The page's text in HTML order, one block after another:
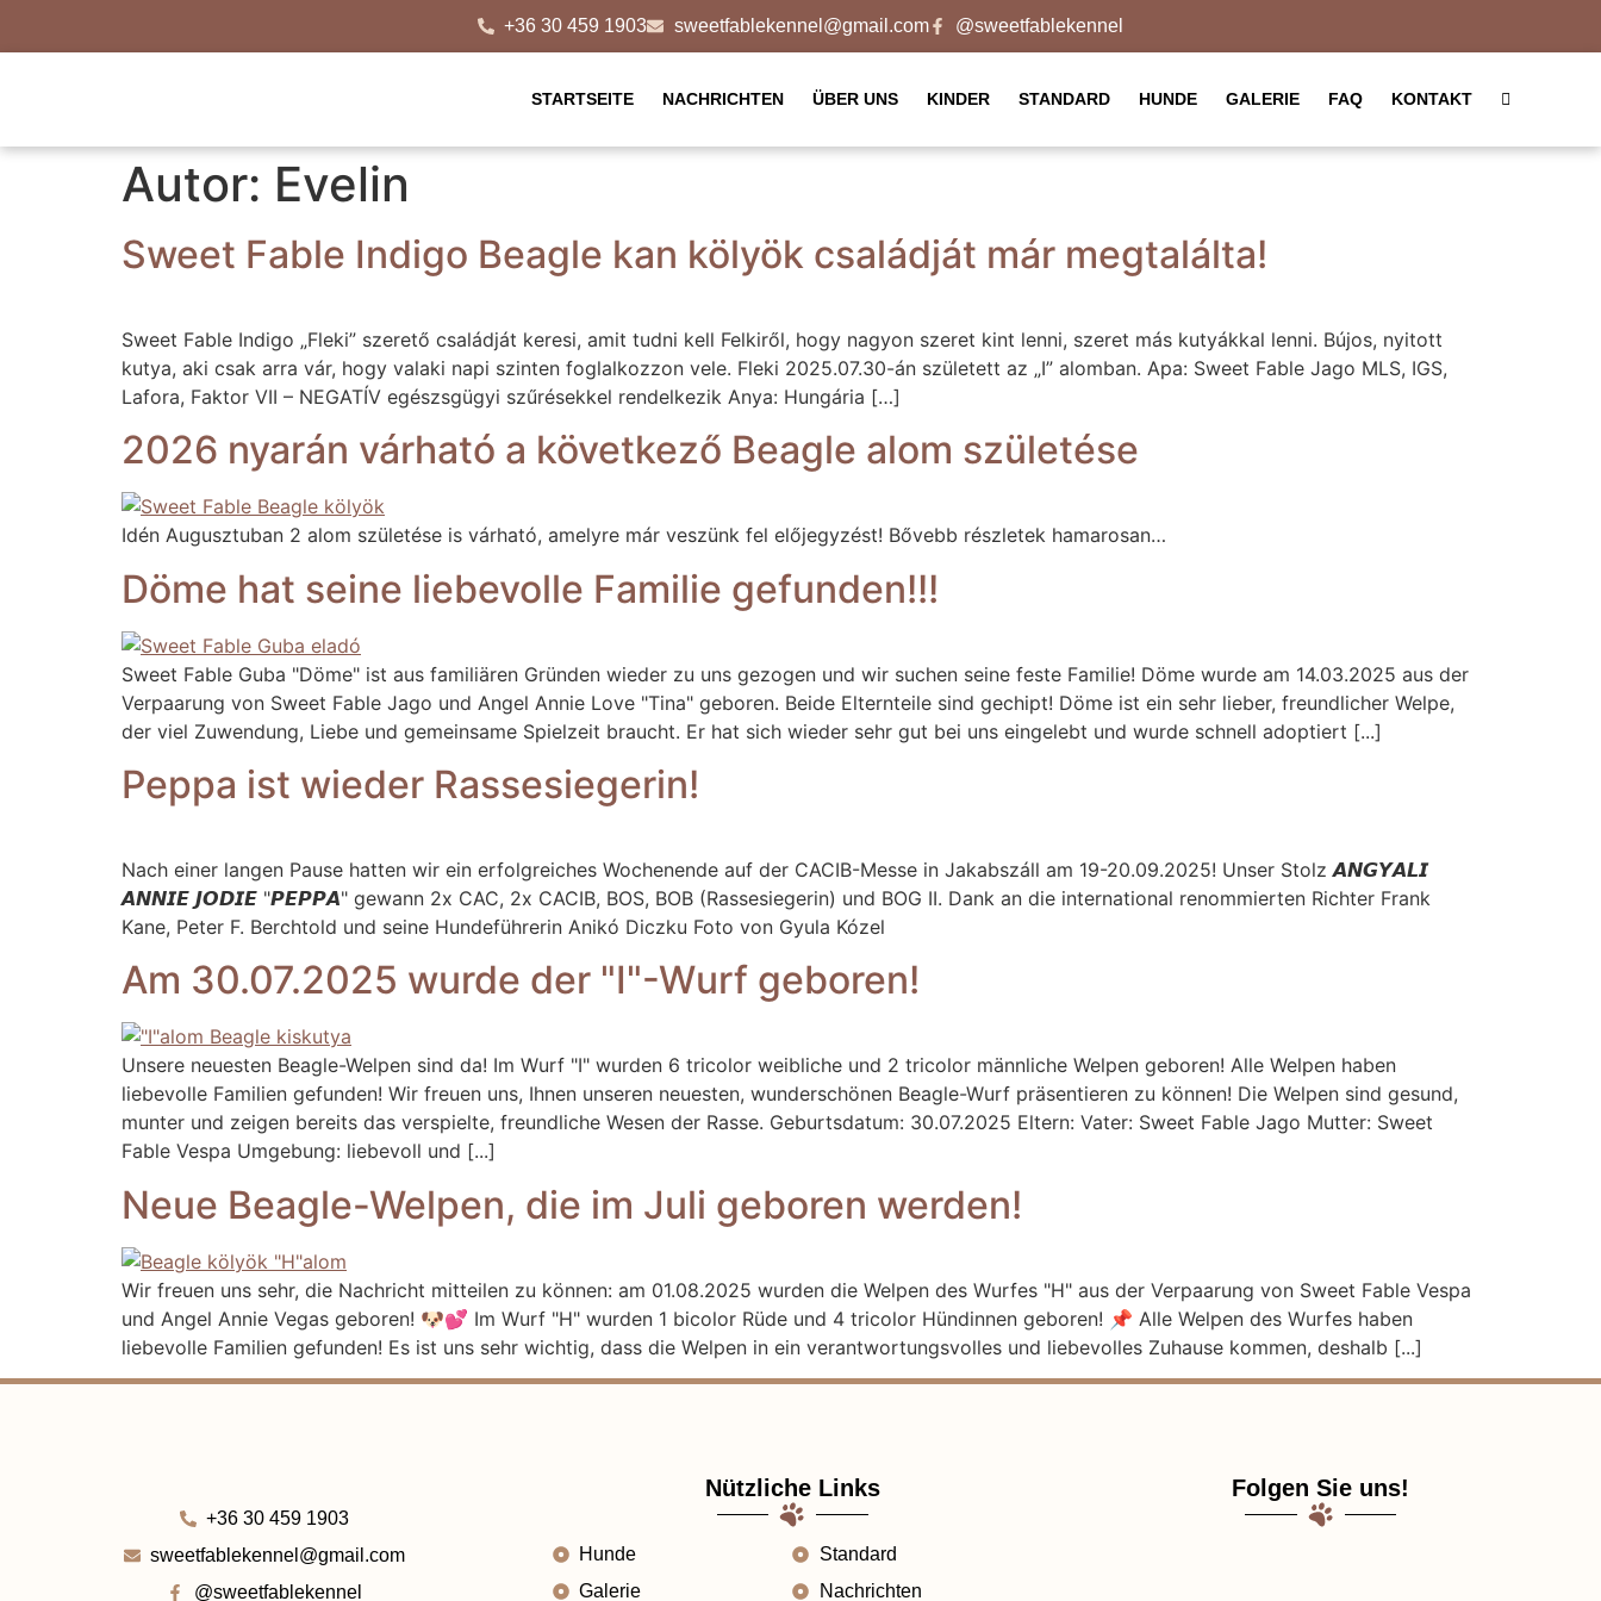
+36 30 459 1903 sweetfablekennel@gmail.com @sweetfablekennel
STARTSEITE NACHRICHTEN ÜBER UNS KINDER STANDARD HUNDE GALERIE FAQ KONTAKT
Autor: Evelin
Sweet Fable Indigo Beagle kan kölyök családját már megtalálta!
Sweet Fable Indigo „Fleki” szerető családját keresi, amit tudni kell Felkiről, hogy nagyon szeret kint lenni, szeret más kutyákkal lenni. Bújos, nyitott
kutya, aki csak arra vár, hogy valaki napi szinten foglalkozzon vele. Fleki 2025.07.30-án született az „I” alomban. Apa: Sweet Fable Jago MLS, IGS,
Lafora, Faktor VII – NEGATÍV egészsgügyi szűrésekkel rendelkezik Anya: Hungária […]
2026 nyarán várható a következő Beagle alom születése
Idén Augusztuban 2 alom születése is várható, amelyre már veszünk fel előjegyzést! Bővebb részletek hamarosan…
Döme hat seine liebevolle Familie gefunden!!!
Sweet Fable Guba "Döme" ist aus familiären Gründen wieder zu uns gezogen und wir suchen seine feste Familie! Döme wurde am 14.03.2025 aus der
Verpaarung von Sweet Fable Jago und Angel Annie Love "Tina" geboren. Beide Elternteile sind gechipt! Döme ist ein sehr lieber, freundlicher Welpe,
der viel Zuwendung, Liebe und gemeinsame Spielzeit braucht. Er hat sich wieder sehr gut bei uns eingelebt und wurde schnell adoptiert [...]
Peppa ist wieder Rassesiegerin!
Nach einer langen Pause hatten wir ein erfolgreiches Wochenende auf der CACIB-Messe in Jakabszáll am 19-20.09.2025! Unser Stolz 𝘼𝙉𝙂𝙔𝘼𝙇𝙄
𝘼𝙉𝙉𝙄𝙀 𝙅𝙊𝘿𝙄𝙀 "𝙋𝙀𝙋𝙋𝘼" gewann 2x CAC, 2x CACIB, BOS, BOB (Rassesiegerin) und BOG II. Dank an die international renommierten Richter Frank
Kane, Peter F. Berchtold und seine Hundeführerin Anikó Diczku Foto von Gyula Kózel
Am 30.07.2025 wurde der "I"-Wurf geboren!
Unsere neuesten Beagle-Welpen sind da! Im Wurf "I" wurden 6 tricolor weibliche und 2 tricolor männliche Welpen geboren! Alle Welpen haben
liebevolle Familien gefunden! Wir freuen uns, Ihnen unseren neuesten, wunderschönen Beagle-Wurf präsentieren zu können! Die Welpen sind gesund,
munter und zeigen bereits das verspielte, freundliche Wesen der Rasse. Geburtsdatum: 30.07.2025 Eltern: Vater: Sweet Fable Jago Mutter: Sweet
Fable Vespa Umgebung: liebevoll und [...]
Neue Beagle-Welpen, die im Juli geboren werden!
Wir freuen uns sehr, die Nachricht mitteilen zu können: am 01.08.2025 wurden die Welpen des Wurfes "H" aus der Verpaarung von Sweet Fable Vespa
und Angel Annie Vegas geboren! 🐶💕 Im Wurf "H" wurden 1 bicolor Rüde und 4 tricolor Hündinnen geboren! 📌 Alle Welpen des Wurfes haben
liebevolle Familien gefunden! Es ist uns sehr wichtig, dass die Welpen in ein verantwortungsvolles und liebevolles Zuhause kommen, deshalb [...]
+36 30 459 1903
sweetfablekennel@gmail.com
@sweetfablekennel
Nützliche Links
Hunde
Galerie
Standard
Nachrichten
Folgen Sie uns!